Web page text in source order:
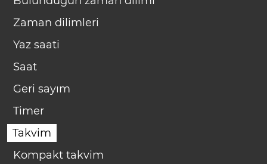
Zaman dilimleri
Yaz saati
Saat
Geri sayım
Timer
Takvim
Kompakt takvim